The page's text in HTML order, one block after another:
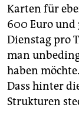
Karten für
600 Euro und
Dienstag pro
man
haben
Dass hinter
Strukturen